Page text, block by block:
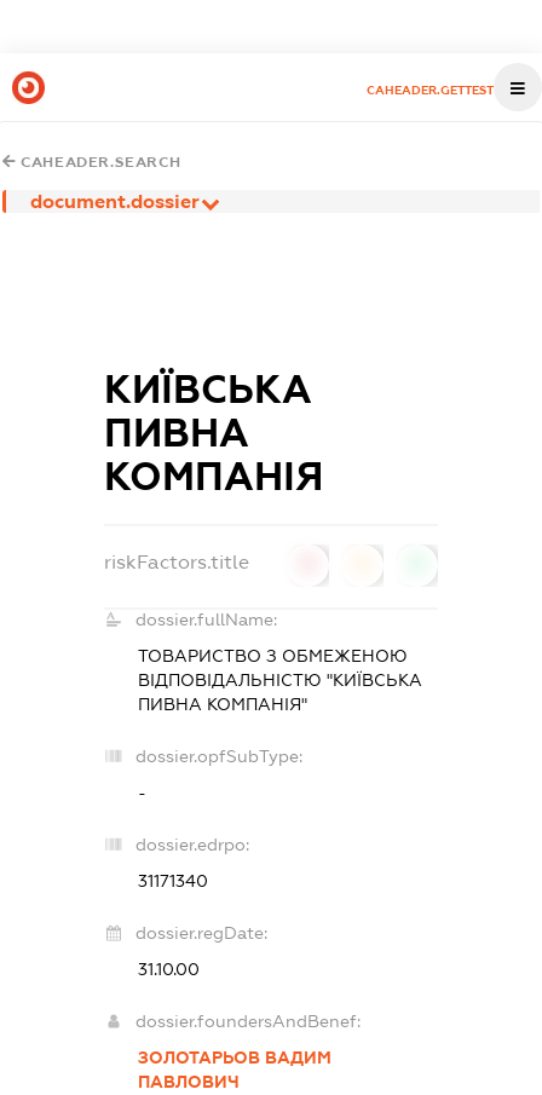
CAHEADER.GETTEST
CAHEADER.SEARCH
document.dossier
КИЇВСЬКА
ПИВНА
КОМПАНІЯ
riskFactors.title
dossier.fullName:
ТОВАРИСТВО З ОБМЕЖЕНОЮ
ВІДПОВІДАЛЬНІСТЮ "КИЇВСЬКА
ПИВНА КОМПАНІЯ"
dossier.opfSubType:
-
dossier.edrpo:
31171340
dossier.regDate:
31.10.00
dossier.foundersAndBenef:
ЗОЛОТАРЬОВ ВАДИМ
ПАВЛОВИЧ